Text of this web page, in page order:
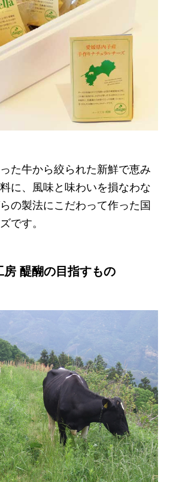
た牛から絞られた新鮮で恵み
に、風味と味わいを損なわな
の製法にこだわって作った国
です。
房 醍醐の目指すもの